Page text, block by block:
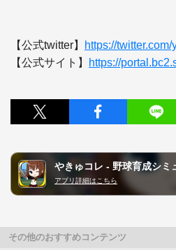
【公式twitter】
https://
【公式サイト】
https://
やきゅコレ - 野球育成シミ
アプリ詳細はこちら
その他のおすすめコンテンツ